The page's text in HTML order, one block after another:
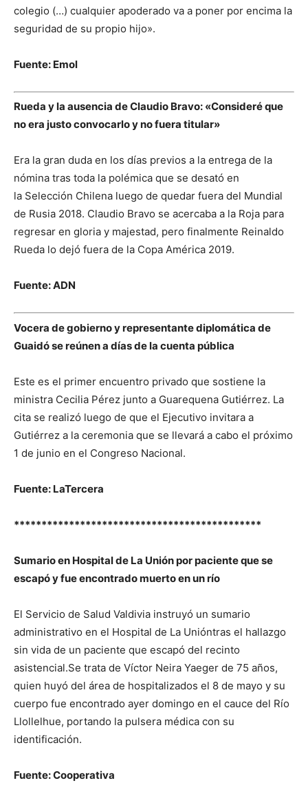
colegio (…) cualquier apoderado va a poner por encima la
seguridad de su propio hijo».
Fuente: Emol
Rueda y la ausencia de Claudio Bravo: «Consideré que
no era justo convocarlo y no fuera titular»
Era la gran duda en los días previos a la entrega de la
nómina tras toda la polémica que se desató en
la Selección Chilena luego de quedar fuera del Mundial
de Rusia 2018. Claudio Bravo se acercaba a la Roja para
regresar en gloria y majestad, pero finalmente Reinaldo
Rueda lo dejó fuera de la Copa América 2019.
Fuente: ADN
Vocera de gobierno y representante diplomática de
Guaidó se reúnen a días de la cuenta pública
Este es el primer encuentro privado que sostiene la
ministra Cecilia Pérez junto a Guarequena Gutiérrez. La
cita se realizó luego de que el Ejecutivo invitara a
Gutiérrez a la ceremonia que se llevará a cabo el próximo
1 de junio en el Congreso Nacional.
Fuente: LaTercera
*********************************************
Sumario en Hospital de La Unión por paciente que se
escapó y fue encontrado muerto en un río
El Servicio de Salud Valdivia instruyó un sumario
administrativo en el Hospital de La Unióntras el hallazgo
sin vida de un paciente que escapó del recinto
asistencial.Se trata de Víctor Neira Yaeger de 75 años,
quien huyó del área de hospitalizados el 8 de mayo y su
cuerpo fue encontrado ayer domingo en el cauce del Río
Llollelhue, portando la pulsera médica con su
identificación.
Fuente: Cooperativa